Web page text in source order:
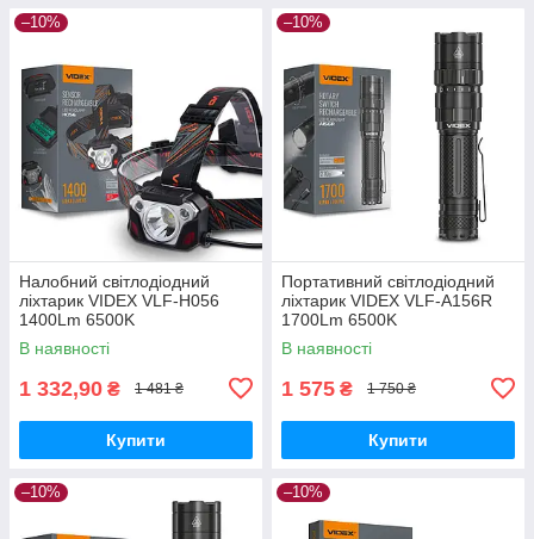
–10%
Налобний світлодіодний
ліхтарик VIDEX VLF-H056
1400Lm 6500K
В наявності
1 332,90 ₴ 1 481 ₴
Купити
–10%
Портативний світлодіодний
ліхтарик VIDEX VLF-A156R
1700Lm 6500K
В наявності
1 575 ₴ 1 750 ₴
Купити
–10% –10%